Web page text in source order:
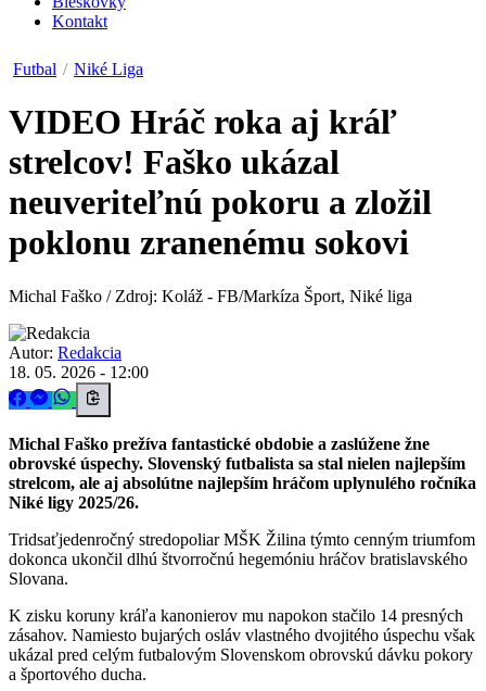
Kontakt
Futbal / Niké Liga
VIDEO Hráč roka aj kráľ
strelcov! Faško ukázal
neuveriteľnú pokoru a zložil
poklonu zranenému sokovi
Michal Faško / Zdroj: Koláž - FB/Markíza Šport, Niké liga
Autor: Redakcia
18. 05. 2026 - 12:00
Michal Faško prežíva fantastické obdobie a zaslúžene žne
obrovské úspechy. Slovenský futbalista sa stal nielen najlepším
strelcom, ale aj absolútne najlepším hráčom uplynulého ročníka
Niké ligy 2025/26.
Tridsaťjedenročný stredopoliar MŠK Žilina týmto cenným triumfom
dokonca ukončil dlhú štvorročnú hegemóniu hráčov bratislavského
Slovana.
K zisku koruny kráľa kanonierov mu napokon stačilo 14 presných
zásahov. Namiesto bujarých osláv vlastného dvojitého úspechu však
ukázal pred celým futbalovým Slovenskom obrovskú dávku pokory
a športového ducha.